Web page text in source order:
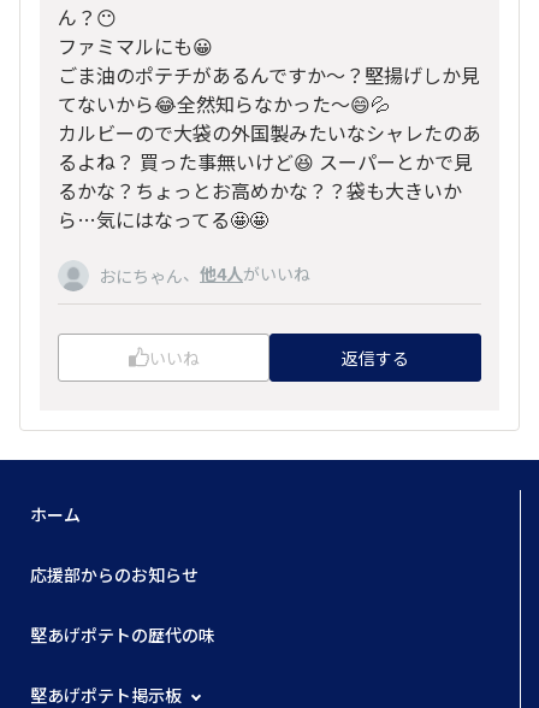
ん？😶
ファミマルにも😀
ごま油のポテチがあるんですか〜？堅揚げしか見
てないから😂全然知らなかった〜😄💦
カルビーので大袋の外国製みたいなシャレたのあ
るよね？ 買った事無いけど😆 スーパーとかで見
るかな？ちょっとお高めかな？？袋も大きいか
ら…気にはなってる🤩🤩
おにちゃん、 他4人がいいね
いいね 返信する
ホーム
応援部からのお知らせ
堅あげポテトの歴代の味
堅あげポテト掲示板